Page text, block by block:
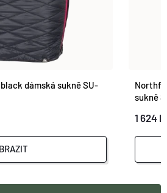
dámská sukně SU-
sukně
1 624